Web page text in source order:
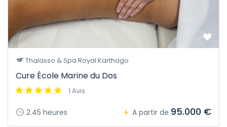
Thalasso & Spa Royal Karthago
Cure École Marine du Dos
1 Avis
2.45 heures A partir de 95.000 €